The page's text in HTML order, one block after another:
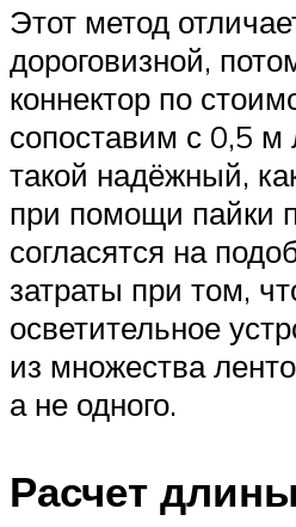
Этот метод
дороговизной,
коннектор по
сопоставим с 0,5 м
такой надёжный,
при помощи пайки
согласятся на
затраты при том,
осветительное
из множества
а не одного.
Расчет